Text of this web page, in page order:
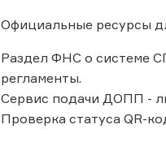
Официальные ресурсы
Раздел ФНС о системе
регламенты.
Сервис подачи ДОПП -
Проверка статуса QR-